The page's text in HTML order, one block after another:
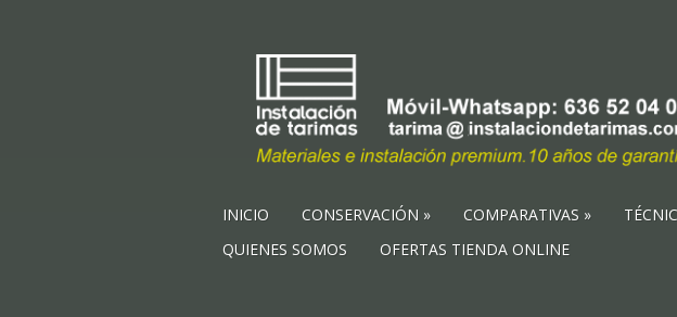
INICIO CONSERVACIÓN COMPARATIVAS
QUIENES SOMOS
OFERTAS TIENDA ONLINE